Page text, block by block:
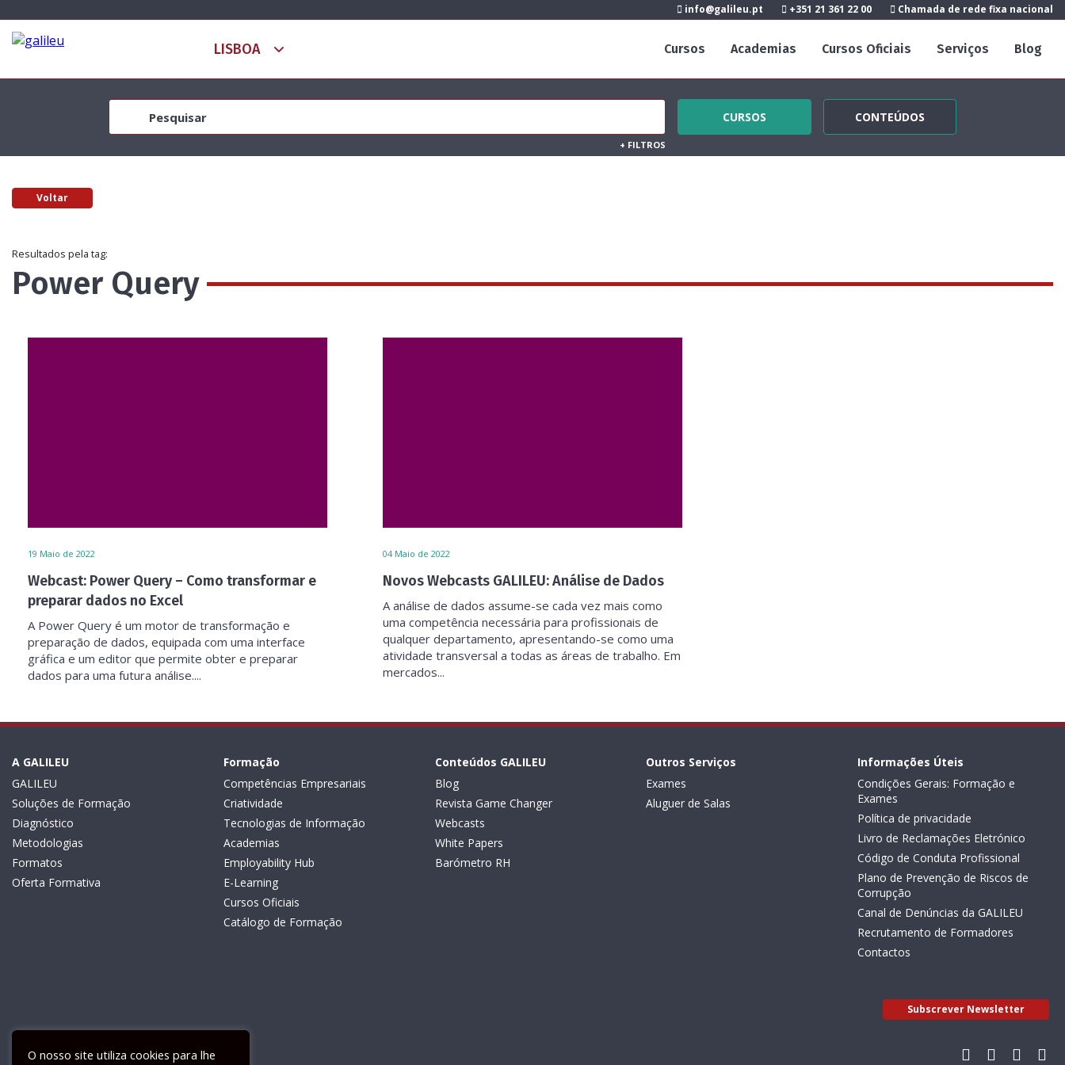
info@galileu.pt +351 21 361 22 00 Chamada de rede fixa nacional
Cursos Academias Cursos Oficiais Serviços Blog
CURSOS CONTEÚDOS
+ FILTROS
Voltar
Resultados pela tag:
Power Query
19 Maio de 2022
Webcast: Power Query – Como transformar e
preparar dados no Excel
A Power Query é um motor de transformação e
preparação de dados, equipada com uma interface
gráfica e um editor que permite obter e preparar
dados para uma futura análise....
04 Maio de 2022
Novos Webcasts GALILEU: Análise de Dados
A análise de dados assume-se cada vez mais como
uma competência necessária para profissionais de
qualquer departamento, apresentando-se como uma
atividade transversal a todas as áreas de trabalho. Em
mercados...
A GALILEU
GALILEU
Soluções de Formação
Diagnóstico
Metodologias
Formatos
Oferta Formativa
Formação
Competências Empresariais
Criatividade
Tecnologias de Informação
Academias
Employability Hub
E-Learning
Cursos Oficiais
Catálogo de Formação
Conteúdos GALILEU
Blog
Revista Game Changer
Webcasts
White Papers
Barómetro RH
Outros Serviços
Exames
Aluguer de Salas
Informações Úteis
Condições Gerais: Formação e
Exames
Política de privacidade
Livro de Reclamações Eletrónico
Código de Conduta Profissional
Plano de Prevenção de Riscos de
Corrupção
Canal de Denúncias da GALILEU
Recrutamento de Formadores
Contactos
Subscrever Newsletter
O nosso site utiliza cookies para lhe